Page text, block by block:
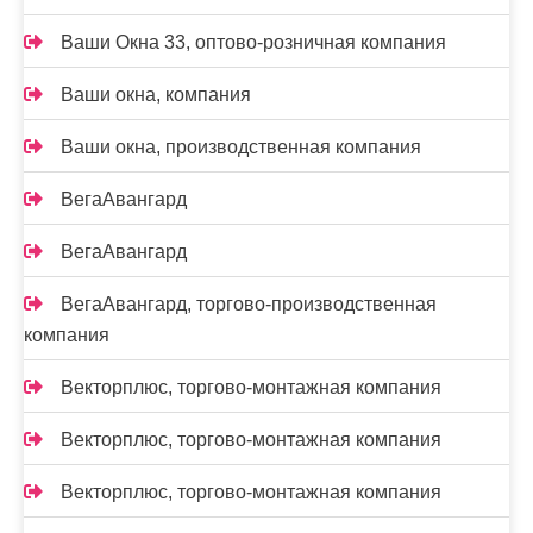
Ваши Окна 33, оптово-розничная компания
Ваши окна, компания
Ваши окна, производственная компания
ВегаАвангард
ВегаАвангард
ВегаАвангард, торгово-производственная
компания
Векторплюс, торгово-монтажная компания
Векторплюс, торгово-монтажная компания
Векторплюс, торгово-монтажная компания